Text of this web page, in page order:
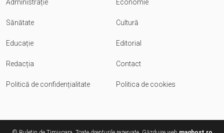
Administrație Economie
Sănătate Cultură
Educație Editorial
Redacția Contact
Politică de confidențialitate Politica de cookies